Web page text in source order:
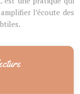
l’écoute des